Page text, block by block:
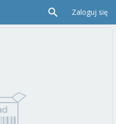
Zaloguj się